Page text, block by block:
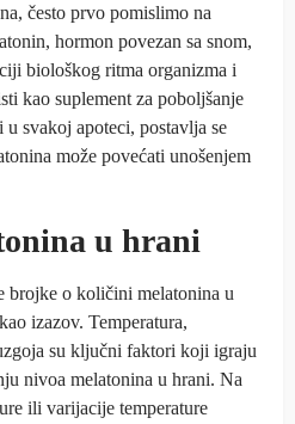
često prvo pomislimo na
hormon povezan sa snom,
biološkog ritma organizma i
kao suplement za poboljšanje
svakoj apoteci, postavlja se
može povećati unošenjem
u hrani
brojke o količini melatonina u
izazov. Temperatura,
su ključni faktori koji igraju
nivoa melatonina u hrani. Na
ili varijacije temperature